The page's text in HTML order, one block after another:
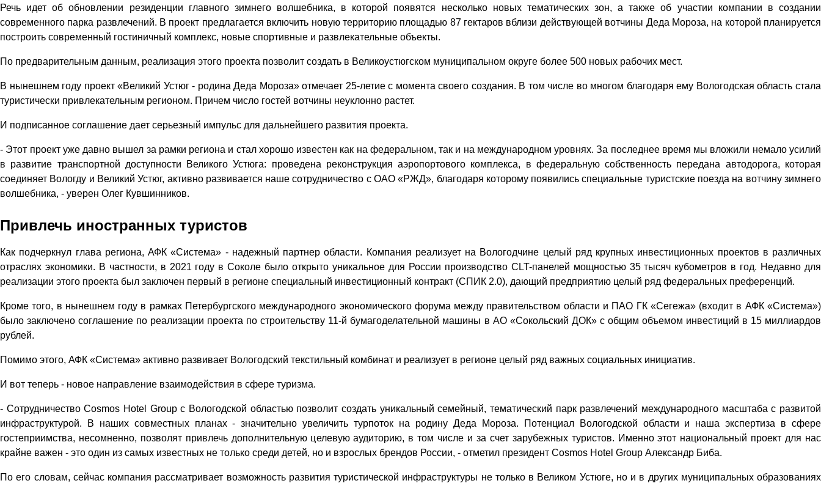
Речь идет об обновлении резиденции главного зимнего волшебника, в которой появятся несколько новых тематических зон, а также об участии компании в создании
современного парка развлечений. В проект предлагается включить новую территорию площадью 87 гектаров вблизи действующей вотчины Деда Мороза, на которой планируется
построить современный гостиничный комплекс, новые спортивные и развлекательные объекты.
По предварительным данным, реализация этого проекта позволит создать в Великоустюгском муниципальном округе более 500 новых рабочих мест.
В нынешнем году проект «Великий Устюг - родина Деда Мороза» отмечает 25-летие с момента своего создания. В том числе во многом благодаря ему Вологодская область стала
туристически привлекательным регионом. Причем число гостей вотчины неуклонно растет.
И подписанное соглашение дает серьезный импульс для дальнейшего развития проекта.
- Этот проект уже давно вышел за рамки региона и стал хорошо известен как на федеральном, так и на международном уровнях. За последнее время мы вложили немало усилий
в развитие транспортной доступности Великого Устюга: проведена реконструкция аэропортового комплекса, в федеральную собственность передана автодорога, которая
соединяет Вологду и Великий Устюг, активно развивается наше сотрудничество с ОАО «РЖД», благодаря которому появились специальные туристские поезда на вотчину зимнего
волшебника, - уверен Олег Кувшинников.
Привлечь иностранных туристов
Как подчеркнул глава региона, АФК «Система» - надежный парт­нер области. Компания реализует на Вологодчине целый ряд крупных инвестиционных проектов в различных
отраслях экономики. В частности, в 2021 году в Соколе было открыто уникальное для России производство CLT-панелей мощностью 35 тысяч кубометров в год. Недавно для
реализации этого проекта был заключен первый в регионе специальный инвестиционный контракт (СПИК 2.0), дающий предприятию целый ряд федеральных преференций.
Кроме того, в нынешнем году в рамках Петербургского международного экономического форума между правительством области и ПАО ГК «Сегежа» (входит в АФК «Система»)
было заключено соглашение по реализации проекта по строительству 11-й бумагоделательной машины в АО «Сокольский ДОК» с общим объемом инвестиций в 15 миллиардов
рублей.
Помимо этого, АФК «Система» активно развивает Вологодский текстильный комбинат и реализует в регионе целый ряд важных социальных инициатив.
И вот теперь - новое направление взаимодействия в сфере туризма.
- Сотрудничество Cosmos Hotel Group с Вологодской областью поз­волит создать уникальный семейный, тематический парк развлечений международного масштаба с развитой
инфраструктурой. В наших совместных планах - значительно увеличить турпоток на родину Деда Мороза. Потенциал Вологодской области и наша экспертиза в сфере
гостеприимства, несомненно, позволят привлечь дополнительную целевую аудиторию, в том числе и за счет зарубежных туристов. Именно этот национальный проект для нас
крайне важен - это один из самых известных не только среди детей, но и взрослых брендов России, - отметил президент Cosmos Hotel Group Александр Биба.
По его словам, сейчас компания рассматривает возможность развития туристической инфраструктуры не только в Великом Устюге, но и в других муниципальных образованиях